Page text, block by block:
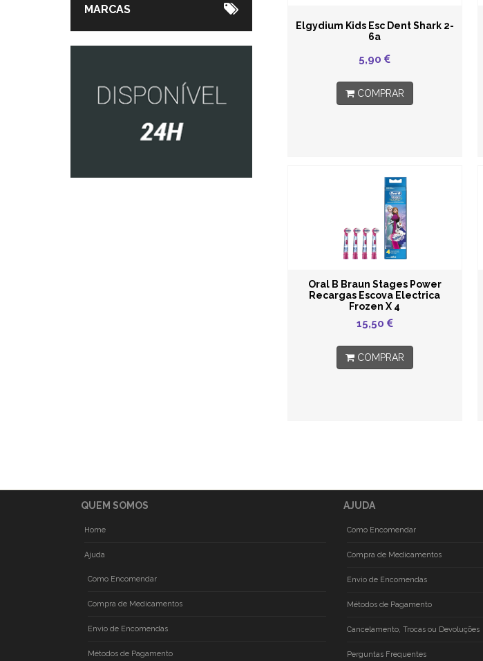
MARCAS
Elgydium Kids Esc Dent Shark 2-
6a
5,90
COMPRAR
Oral B Braun Stages Power
Recargas Escova Electrica
Frozen X 4
15,50
COMPRAR
QUEM SOMOS
Home
Ajuda
Como Encomendar
Compra de Medicamentos
Envio de Encomendas
Métodos de Pagamento
AJUDA
Como Encomendar
Compra de Medicamentos
Envio de Encomendas
Métodos de Pagamento
Cancelamento, Trocas ou Devoluções
Perguntas Frequentes